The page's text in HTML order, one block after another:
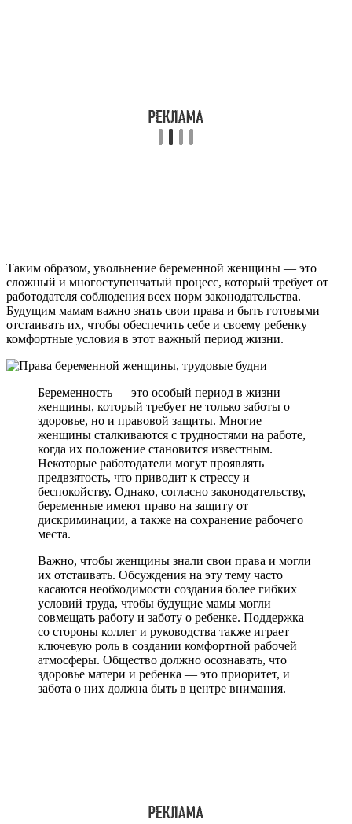
Таким образом, увольнение беременной женщины — это
сложный и многоступенчатый процесс, который требует от
работодателя соблюдения всех норм законодательства.
Будущим мамам важно знать свои права и быть готовыми
отстаивать их, чтобы обеспечить себе и своему ребенку
комфортные условия в этот важный период жизни.
Беременность — это особый период в жизни
женщины, который требует не только заботы о
здоровье, но и правовой защиты. Многие
женщины сталкиваются с трудностями на работе,
когда их положение становится известным.
Некоторые работодатели могут проявлять
предвзятость, что приводит к стрессу и
беспокойству. Однако, согласно законодательству,
беременные имеют право на защиту от
дискриминации, а также на сохранение рабочего
места.
Важно, чтобы женщины знали свои права и могли
их отстаивать. Обсуждения на эту тему часто
касаются необходимости создания более гибких
условий труда, чтобы будущие мамы могли
совмещать работу и заботу о ребенке. Поддержка
со стороны коллег и руководства также играет
ключевую роль в создании комфортной рабочей
атмосферы. Общество должно осознавать, что
здоровье матери и ребенка — это приоритет, и
забота о них должна быть в центре внимания.